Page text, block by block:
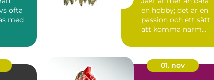
ofta
med
en hobby; det är en
passion och ett sätt
att komma närm...
01. nov